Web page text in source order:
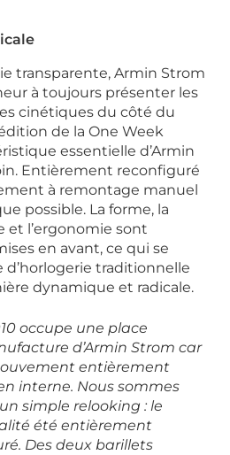
transparente, Armin Strom
à toujours présenter les
cinétiques du côté du
de la One Week
essentielle d’Armin
Entièrement reconfiguré
à remontage manuel
possible. La forme, la
et l’ergonomie sont
en avant, ce qui se
traditionnelle
dynamique et radicale.
occupe une place
d’Armin Strom car
entièrement
interne. Nous sommes
simple relooking : le
été entièrement
Des deux barillets